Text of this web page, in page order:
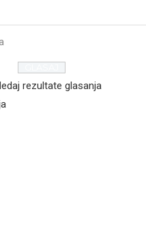
rezultate glasanja